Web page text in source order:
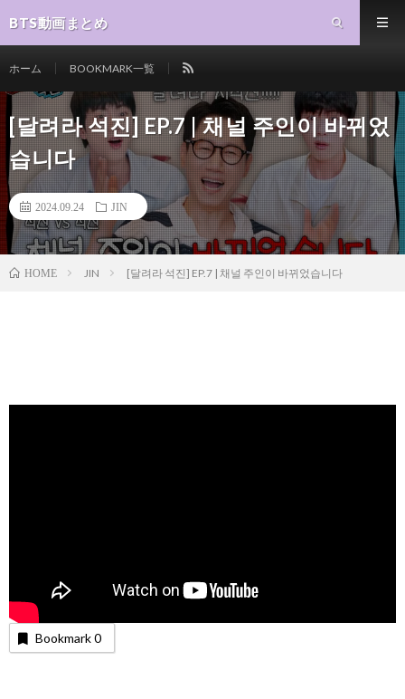
BTS動画まとめ
ホーム BOOKMARK一覧
[달려라 석진] EP.7 | 채널 주인이 바뀌었
습니다
2024.09.24 JIN
HOME JIN [달려라 석진] EP.7 | 채널 주인이 바뀌었습니다
Bookmark0